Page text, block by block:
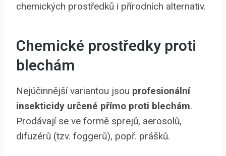
chemických prostředků i přírodních alternativ.
Chemické prostředky proti
blechám
Nejúčinnější variantou jsou profesionální
insekticidy určené přímo proti blechám.
Prodávají se ve formě sprejů, aerosolů,
difuzérů (tzv. foggerů), popř. prášků.